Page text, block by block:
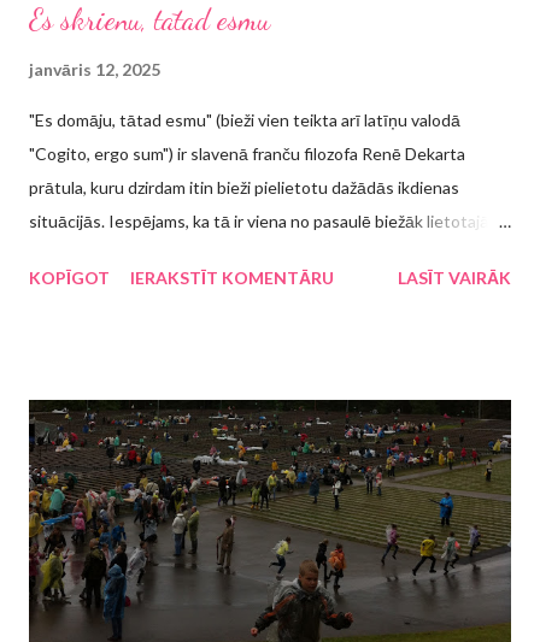
Es skrienu, tātad esmu
janvāris 12, 2025
"Es domāju, tātad esmu" (bieži vien teikta arī latīņu valodā
"Cogito, ergo sum") ir slavenā franču filozofa Renē Dekarta
prātula, kuru dzirdam itin bieži pielietotu dažādās ikdienas
situācijās. Iespējams, ka tā ir viena no pasaulē biežāk lietotajām
"Guļu, tātad esmu", "Ēdu, tātad esmu", "Dziedu, tātad esmu",
tātad esmu". Šis lakoniskais teikums izsaka arī visu grāmatas
būtību, tomēr pēc izlasīšanas vēl gribas pakavēties Murakami
vēstījuma varā. Uzdrošināšos apgalvot, ka Haruki Murakami
lasītāji ir sadalījušies divās daļās: tie, kuri kāri tver katru jaunu šī
rakstnieka darbu vai pat pārlasa reiz jau lasīto, un tie, kuri reiz ir
kādu darbu lasījuši, bet nav "ielasī...
KOPĪGOT IERAKSTĪT KOMENTĀRU LASĪT VAIRĀK